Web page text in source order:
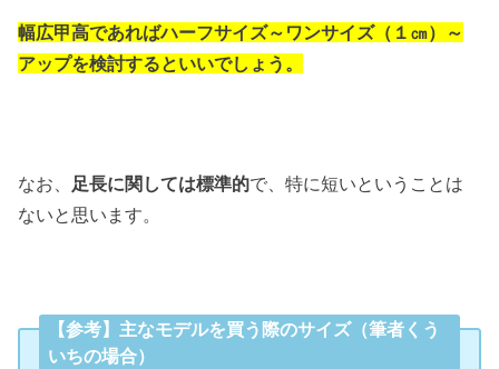
幅広甲高であればハーフサイズ～ワンサイズ（１㎝）～
アップを検討するといいでしょう。
なお、 足長に関しては標準的で、特に短いということは
ないと思います。
【参考】主なモデルを買う際のサイズ（筆者くう
いちの場合）